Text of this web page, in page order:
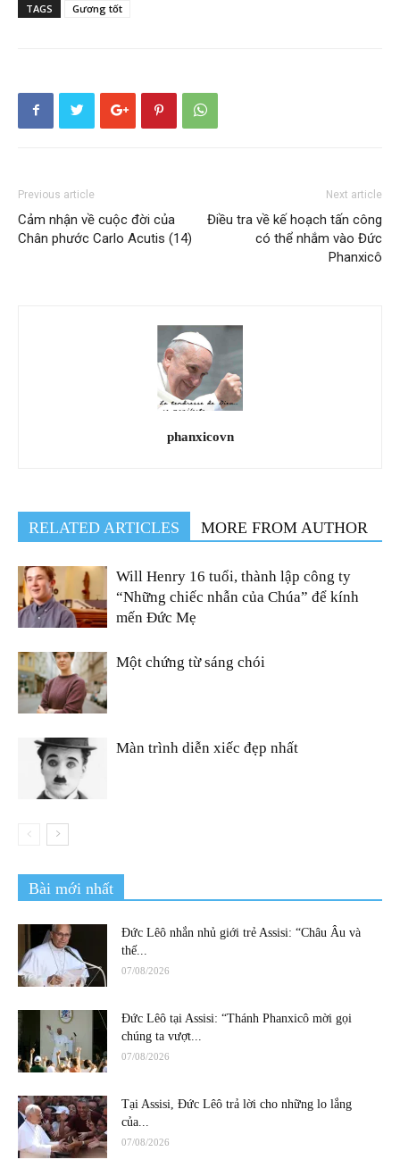
TAGS Gương tốt
Previous article
Cảm nhận về cuộc đời của
Chân phước Carlo Acutis (14)
Next article
Điều tra về kế hoạch tấn công
có thể nhắm vào Đức
Phanxicô
phanxicovn
RELATED ARTICLES MORE FROM AUTHOR
Will Henry 16 tuổi, thành lập công ty
“Những chiếc nhẫn của Chúa” để kính
mến Đức Mẹ
Một chứng từ sáng chói
Màn trình diễn xiếc đẹp nhất
Bài mới nhất
Đức Lêô nhắn nhủ giới trẻ Assisi: “Châu Âu và
thế...
07/08/2026
Đức Lêô tại Assisi: “Thánh Phanxicô mời gọi
chúng ta vượt...
07/08/2026
Tại Assisi, Đức Lêô trả lời cho những lo lắng
của...
07/08/2026